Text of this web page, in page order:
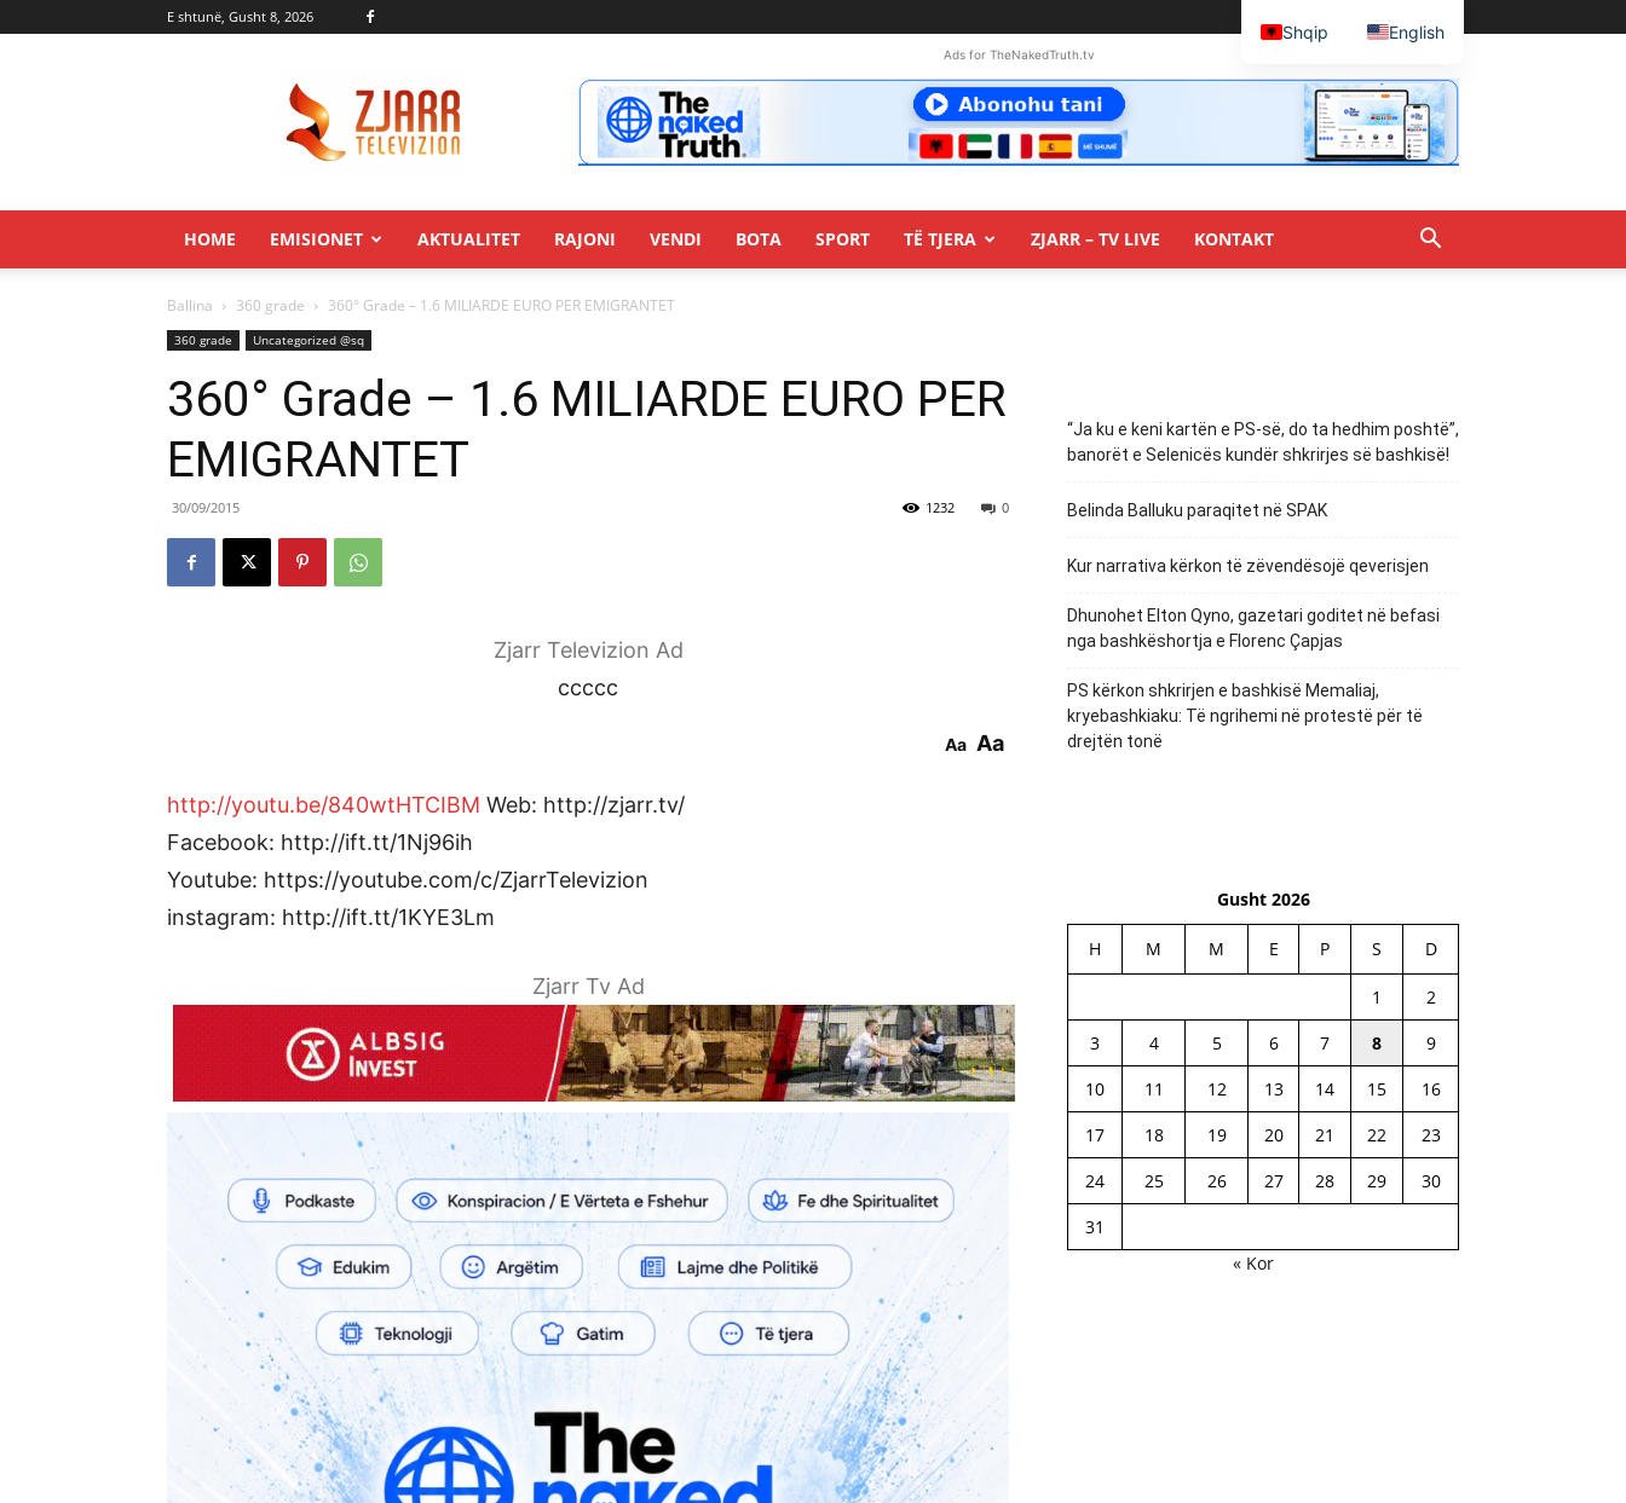
E shtunë, Gusht 8, 2026
Ads for TheNakedTruth.tv
HOME EMISIONET AKTUALITET RAJONI VENDI BOTA SPORT TË TJERA ZJARR – TV LIVE KONTAKT
Ballina 360 grade 360° Grade – 1.6 MILIARDE EURO PER EMIGRANTET
360 grade Uncategorized @sq
360° Grade – 1.6 MILIARDE EURO PER
EMIGRANTET
30/09/2015 0
1232
Zjarr Televizion Ad
ccccc
Aa Aa
http://youtu.be/840wtHTCIBM Web: http://zjarr.tv/
Facebook: http://ift.tt/1Nj96ih
Youtube: https://youtube.com/c/ZjarrTelevizion
instagram: http://ift.tt/1KYE3Lm
Zjarr Tv Ad
“Ja ku e keni kartën e PS-së, do ta hedhim poshtë”,
banorët e Selenicës kundër shkrirjes së bashkisë!
Belinda Balluku paraqitet në SPAK
Kur narrativa kërkon të zëvendësojë qeverisjen
Dhunohet Elton Qyno, gazetari goditet në befasi
nga bashkëshortja e Florenc Çapjas
PS kërkon shkrirjen e bashkisë Memaliaj,
kryebashkiaku: Të ngrihemi në protestë për të
drejtën tonë
Gusht 2026
H M M E P S D
1
2
3
4 5 6 7 8
9
10
11 12 13 14 15
16
17
18 19 20 21 22
23
24
25 26 27 28 29
30
31
« Kor
Shqip English